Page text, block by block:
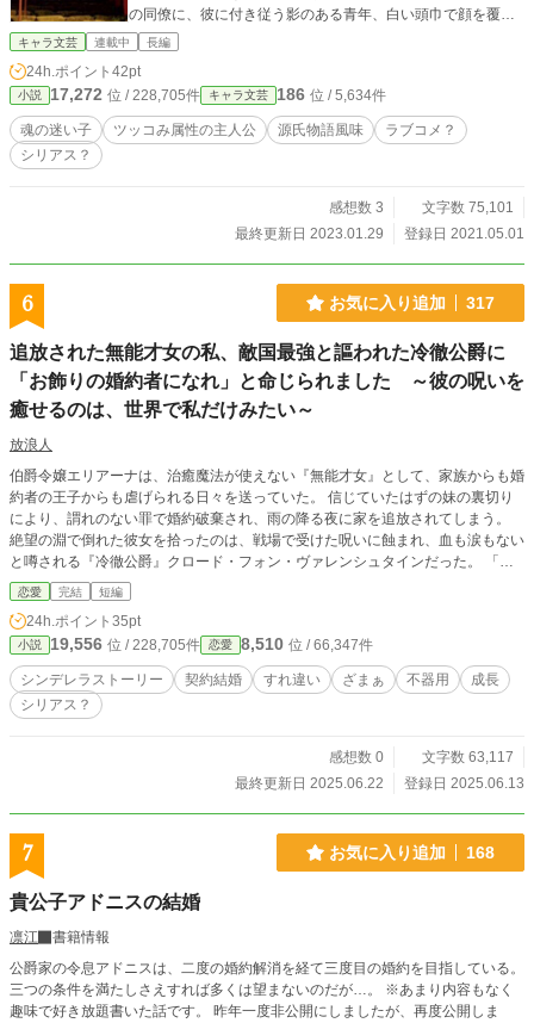
の同僚に、彼に付き従う影のある青年、白い頭巾で顔を覆っ
た金の髪に青い瞳の青年＿＿謎だらけの物語の中で、織羽は
私は知っている」一部追加・改稿いたしました。 ＊本作は源
氏物語ではありません。タイトル通りの内容ではありますが
古典の源氏物語とはまるで別物です。詳しい時代考証などは
行っておりません。 重ねて言いますが、歴史小説でも、時代
等は忘れてお読みください。 ＊作者は源氏物語を読破してお
りません。 ＊第一部完結、2023／1／1 第二部開始 ！ウイル
キャラ文芸 連載中 長編
24h.ポイント 42pt
小説 17,272 位 / 228,705件 キャラ文芸 186 位 / 5,634件
魂の迷い子 ツッコみ属性の主人公 源氏物語風味
ラブコメ？
シリアス？
感想数 3
文字数 75,101
最終更新日 2023.01.29
登録日 2021.05.01
6 お気に入り追加 317
追放された無能才女の私、敵国最強と謳われた冷徹公爵に
「お飾りの婚約者になれ」と命じられました ～彼の呪いを
癒せるのは、世界で私だけみたい～
放浪人
伯爵令嬢エリアーナは、治癒魔法が使えない『無能才女』として、家族からも婚
約者の王子からも虐げられる日々を送っていた。 信じていたはずの妹の裏切り
により、謂れのない罪で婚約破棄され、雨の降る夜に家を追放されてしまう。
絶望の淵で倒れた彼女を拾ったのは、戦場で受けた呪いに蝕まれ、血も涙もない
と噂される『冷徹公爵』クロード・フォン・ヴァレンシュタインだった。 「俺
の“お飾り”の婚約者になれ。お前には拒否権はない」 ――それは、互いの利益の
ための、心のない契約のはずだった。 しかし、エリアーナには誰にも言えない
秘密があった。彼女の持つ力は、ただの治癒魔法ではない。あらゆる呪いを浄化
する、伝説の*『聖癒の力』*。 その力が、公爵の抱える深い闇を癒やし始めた
時、偽りの関係は、甘く切ない本物の愛へと変わっていく。 これは、全てを失
った令嬢が自らの真の価値に目覚め、唯一無二の愛を手に入れるまでの、奇跡の
物語。
恋愛 完結 短編
24h.ポイント 35pt
小説 19,556 位 / 228,705件 恋愛 8,510 位 / 66,347件
シンデレラストーリー 契約結婚 すれ違い ざまぁ 不器用
成長
シリアス？
感想数 0
文字数 63,117
最終更新日 2025.06.22
登録日 2025.06.13
7 お気に入り追加 168
貴公子アドニスの結婚
凛江
書籍情報
公爵家の令息アドニスは、二度の婚約解消を経て三度目の婚約を目指している。
三つの条件を満たしさえすれば多くは望まないのだが…。 ※あまり内容もなく
趣味で好き放題書いた話です。 昨年一度非公開にしましたが、再度公開しま